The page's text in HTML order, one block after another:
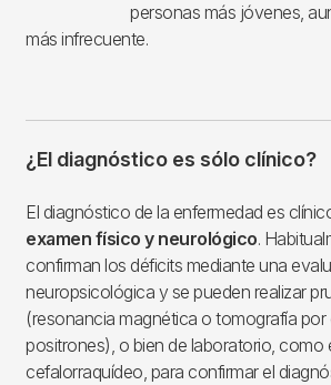
personas más jóvenes,
más infrecuente.
¿El diagnóstico es sólo clínico?
El diagnóstico de la enfermedad es
examen físico y neurológico.
confirman los déficits mediante una
neuropsicológica y se pueden realizar
(resonancia magnética o tomografía por
positrones), o bien de laboratorio, como
cefalorraquídeo, para confirmar el